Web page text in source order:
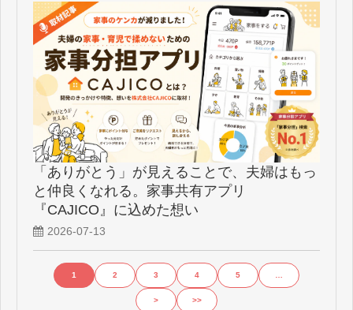
「ありがとう」が見えることで、夫婦はもっ
と仲良くなれる。家事共有アプリ
『CAJICO』に込めた想い
2026-07-13
1 2 3 4 5
> >>